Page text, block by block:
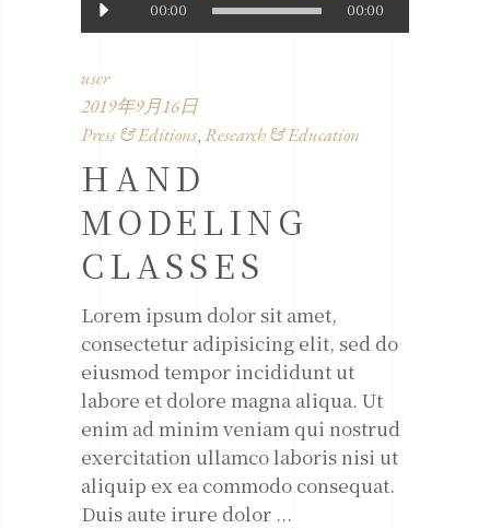
声
レ
ー
ヤ
ー
00:00 00:00
user
2019年9月16日
Press & Editions, Research & Education
HAND
MODELING
CLASSES
Lorem ipsum dolor sit amet,
consectetur adipisicing elit, sed do
eiusmod tempor incididunt ut
labore et dolore magna aliqua. Ut
enim ad minim veniam qui nostrud
exercitation ullamco laboris nisi ut
aliquip ex ea commodo consequat.
Duis aute irure dolor